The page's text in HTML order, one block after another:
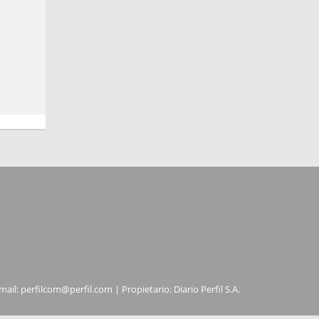
perfilcom@perfil.com | Propietario: Diario Perfil S.A.